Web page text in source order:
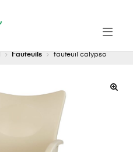
Fauteuils fauteuil calypso